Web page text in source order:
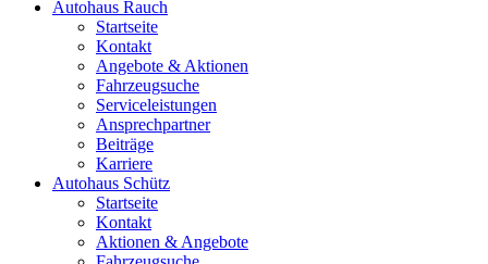
Autohaus Rauch
Startseite
Kontakt
Angebote & Aktionen
Fahrzeugsuche
Serviceleistungen
Ansprechpartner
Beiträge
Karriere
Autohaus Schütz
Startseite
Kontakt
Aktionen & Angebote